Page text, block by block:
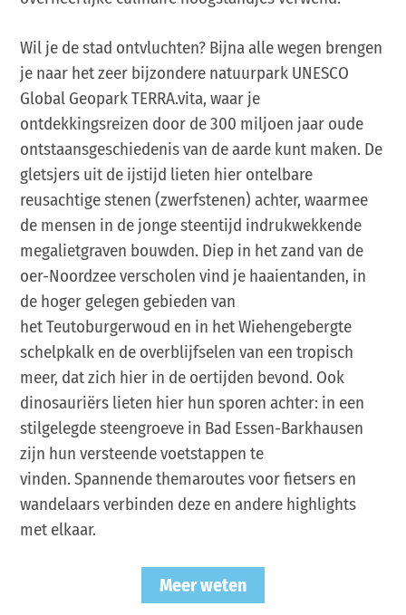
Wil je de stad ontvluchten? Bijna alle wegen brengen
je naar het zeer bijzondere natuurpark UNESCO
Global Geopark TERRA.vita, waar je
ontdekkingsreizen door de 300 miljoen jaar oude
ontstaansgeschiedenis van de aarde kunt maken. De
gletsjers uit de ijstijd lieten hier ontelbare
reusachtige stenen (zwerfstenen) achter, waarmee
de mensen in de jonge steentijd indrukwekkende
megalietgraven bouwden. Diep in het zand van de
oer-Noordzee verscholen vind je haaientanden, in
de hoger gelegen gebieden van
het Teutoburgerwoud en in het Wiehengebergte
schelpkalk en de overblijfselen van een tropisch
meer, dat zich hier in de oertijden bevond. Ook
dinosauriërs lieten hier hun sporen achter: in een
stilgelegde steengroeve in Bad Essen-Barkhausen
zijn hun versteende voetstappen te
vinden. Spannende themaroutes voor fietsers en
wandelaars verbinden deze en andere highlights
met elkaar.
Meer weten